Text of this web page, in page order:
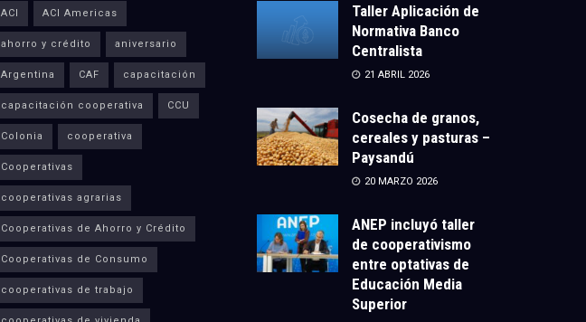
ACI ACI Americas
ahorro y crédito aniversario
Argentina CAF capacitación
capacitación cooperativa CCU
Colonia cooperativa
Cooperativas
cooperativas agrarias
Cooperativas de Ahorro y Crédito
Cooperativas de Consumo
cooperativas de trabajo
Taller Aplicación de
Normativa Banco
Centralista
21 ABRIL 2026
Cosecha de granos,
cereales y pasturas –
Paysandú
20 MARZO 2026
ANEP incluyó taller
de cooperativismo
entre optativas de
Educación Media
Superior